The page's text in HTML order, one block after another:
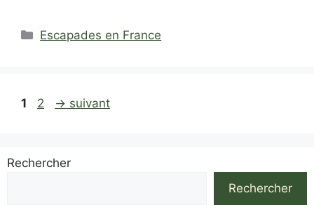
Catégories
Escapades en France
Page
1 Page
2 → suivant
Rechercher
Rechercher